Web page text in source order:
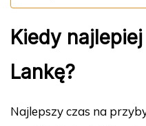
Kiedy
Lankę?
Najlepszy czas na